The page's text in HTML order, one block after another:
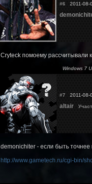
#6 2011-08-
Cryteck помоему рассчитывали
Windows 7
#7 2011-08-
altair
demonichiter - если быть точнее
http://www.gametech.ru/cgi-bin/